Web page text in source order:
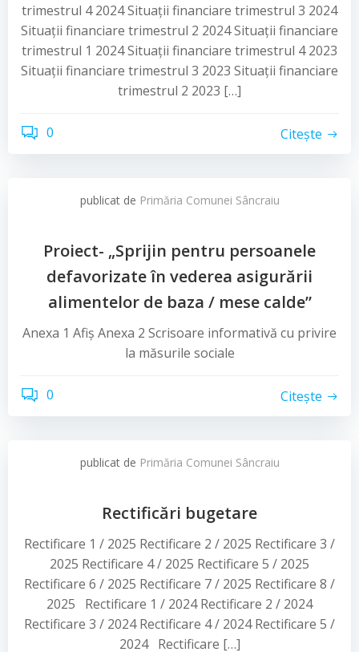
trimestrul 4 2024 Situații financiare trimestrul 3 2024
Situații financiare trimestrul 2 2024 Situații financiare
trimestrul 1 2024 Situații financiare trimestrul 4 2023
Situații financiare trimestrul 3 2023 Situații financiare
trimestrul 2 2023 […]
0 Citește
publicat de Primăria Comunei Sâncraiu
Proiect- „Sprijin pentru persoanele
defavorizate în vederea asigurării
alimentelor de baza / mese calde”
Anexa 1 Afiș Anexa 2 Scrisoare informativă cu privire
la măsurile sociale
0 Citește
publicat de Primăria Comunei Sâncraiu
Rectificări bugetare
Rectificare 1 / 2025 Rectificare 2 / 2025 Rectificare 3 /
2025 Rectificare 4 / 2025 Rectificare 5 / 2025
Rectificare 6 / 2025 Rectificare 7 / 2025 Rectificare 8 /
2025 Rectificare 1 / 2024 Rectificare 2 / 2024
Rectificare 3 / 2024 Rectificare 4 / 2024 Rectificare 5 /
2024 Rectificare […]